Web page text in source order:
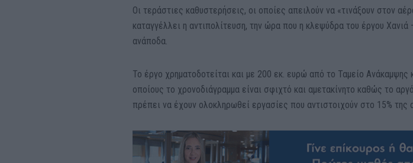
Οι τεράστιες καθυστερήσεις, οι οποίες απειλούν να «τινάξουν στον
καταγγέλλει η αντιπολίτευση, την ώρα που η κλεψύδρα του έργου Χανιά
ανάποδα.
Το έργο χρηματοδοτείται και με 200 εκ. ευρώ από το Ταμείο Ανάκαμψης
οποίους το χρονοδιάγραμμα είναι σφιχτό και αμετακίνητο καθώς το
πρέπει να έχουν ολοκληρωθεί εργασίες που αντιστοιχούν στο 15% της